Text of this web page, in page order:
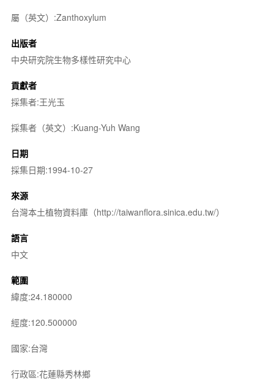
屬（英文）:Zanthoxylum
出版者
中央研究院生物多樣性研究中心
貢獻者
採集者:王光玉
採集者（英文）:Kuang-Yuh Wang
日期
採集日期:1994-10-27
來源
台灣本土植物資料庫（http://taiwanflora.sinica.edu.tw/）
語言
中文
範圍
緯度:24.180000
經度:120.500000
國家:台灣
行政區:花蓮縣秀林鄉